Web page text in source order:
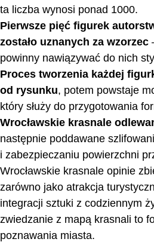
ta liczba wynosi ponad 1000.
Pierwsze pięć figurek
zostało uznanych za wzorzec
powinny nawiązywać do nich
Proces tworzenia każdej
od rysunku, potem powstaje
który służy do przygotowania
Wrocławskie krasnale
następnie poddawane
i zabezpieczaniu powierzchni
Wrocławskie krasnale opinie
zarówno jako atrakcja
integracji sztuki z codziennym
zwiedzanie z mapą krasnali to
poznawania miasta.